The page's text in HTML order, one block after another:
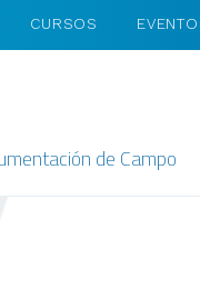
CURSOS
de Campo